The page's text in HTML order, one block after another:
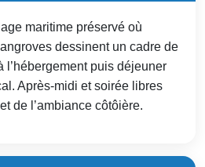
maritime préservé où
dessinent un cadre de
l’hébergement puis déjeuner
Après-midi et soirée libres
de l’ambiance côtôière.